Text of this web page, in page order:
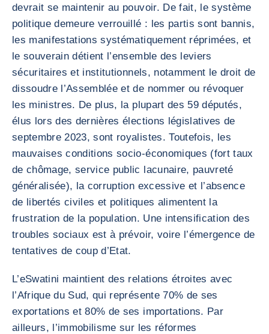
devrait se maintenir au pouvoir. De fait, le système
politique demeure verrouillé : les partis sont bannis,
les manifestations systématiquement réprimées, et
le souverain détient l’ensemble des leviers
sécuritaires et institutionnels, notamment le droit de
dissoudre l’Assemblée et de nommer ou révoquer
les ministres. De plus, la plupart des 59 députés,
élus lors des dernières élections législatives de
septembre 2023, sont royalistes. Toutefois, les
mauvaises conditions socio-économiques (fort taux
de chômage, service public lacunaire, pauvreté
généralisée), la corruption excessive et l’absence
de libertés civiles et politiques alimentent la
frustration de la population. Une intensification des
troubles sociaux est à prévoir, voire l’émergence de
tentatives de coup d’Etat.
L’eSwatini maintient des relations étroites avec
l’Afrique du Sud, qui représente 70% de ses
exportations et 80% de ses importations. Par
ailleurs, l’immobilisme sur les réformes